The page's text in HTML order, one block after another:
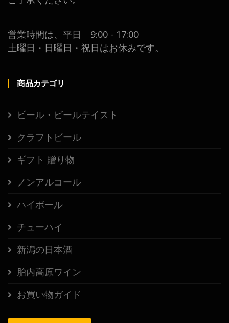
営業時間は、平日 9:00 - 17:00
土曜日・日曜日・祝日はお休みです。
商品カテゴリ
ビール・ビールテイスト
クラフトビール
ギフト 贈り物
ノンアルコール
ハイボール
チューハイ
新潟の日本酒
胎内高原ワイン
お買い物ガイド